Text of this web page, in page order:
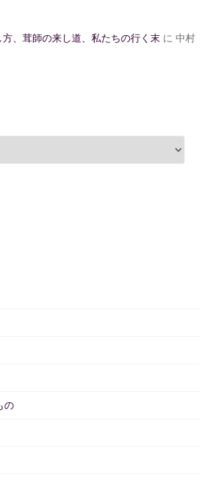
、茸師の来し道、私たちの行く末 に 中村
の